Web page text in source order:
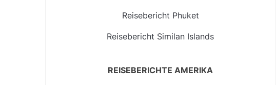
Reisebericht Phuket
Reisebericht Similan Islands
REISEBERICHTE AMERIKA